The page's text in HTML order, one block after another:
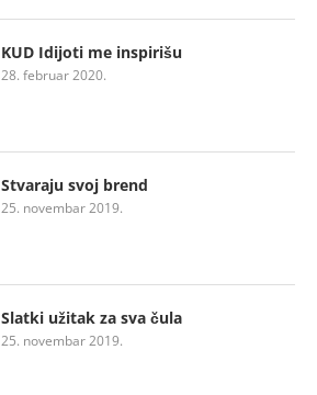
KUD Idijoti me inspirišu
28. februar 2020.
Stvaraju svoj brend
25. novembar 2019.
Slatki užitak za sva čula
25. novembar 2019.